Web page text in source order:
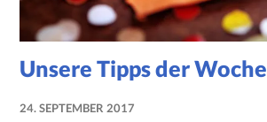
Unsere Tipps der Woche
24. SEPTEMBER 2017